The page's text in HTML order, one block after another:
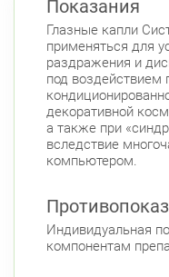
Петроградская
Чкаловская
Приморский
Савушкина
Беговая
пр. Королёва,
Показания
Глазные капли
применяться для
раздражения и
под воздействием
декоративной
а также при
вследствие
компьютером.
Индивидуальная
компонентам